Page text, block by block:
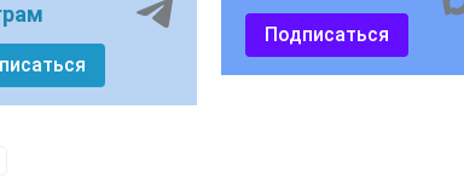
Подписаться